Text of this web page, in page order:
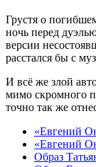
Грустя о
ночь перед
версии
расстался бы с
И всё же злой
мимо скромного
точно так же
«Евгений
«Евгений
Образ